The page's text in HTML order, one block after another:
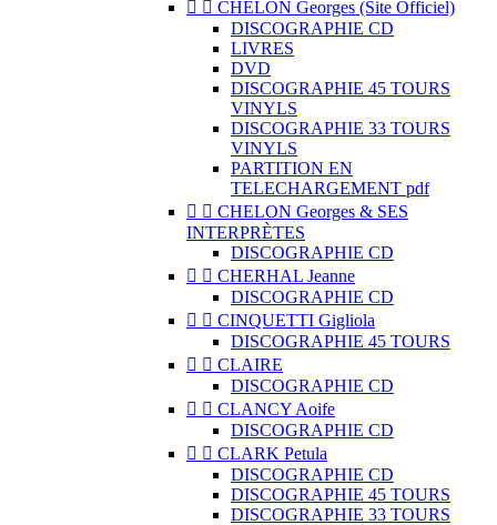
  CHELON Georges (Site Officiel)
DISCOGRAPHIE CD
LIVRES
DVD
DISCOGRAPHIE 45 TOURS
VINYLS
DISCOGRAPHIE 33 TOURS
VINYLS
PARTITION EN
TELECHARGEMENT pdf
  CHELON Georges & SES
INTERPRÈTES
DISCOGRAPHIE CD
  CHERHAL Jeanne
DISCOGRAPHIE CD
  CINQUETTI Gigliola
DISCOGRAPHIE 45 TOURS
  CLAIRE
DISCOGRAPHIE CD
  CLANCY Aoife
DISCOGRAPHIE CD
  CLARK Petula
DISCOGRAPHIE CD
DISCOGRAPHIE 45 TOURS
DISCOGRAPHIE 33 TOURS